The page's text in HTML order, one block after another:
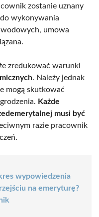
zostanie uznany
wykonywania
umowa
zredukować warunki
. Należy jednak
mogą skutkować
Każde
musi być
razie pracownik
wypowiedzenia
na emeryturę?